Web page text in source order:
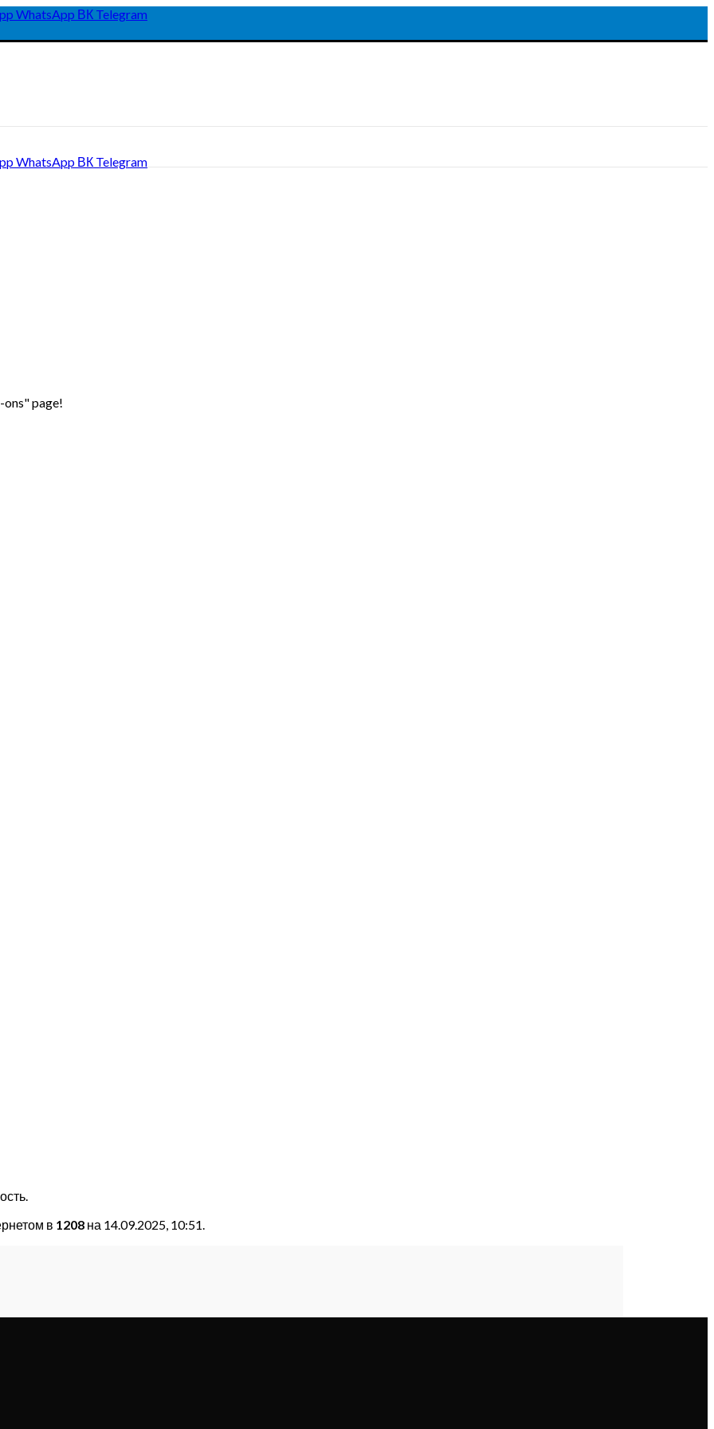
WhatsApp ВК Telegram
WhatsApp ВК Telegram
page!
в 1208 на 14.09.2025, 10:51.